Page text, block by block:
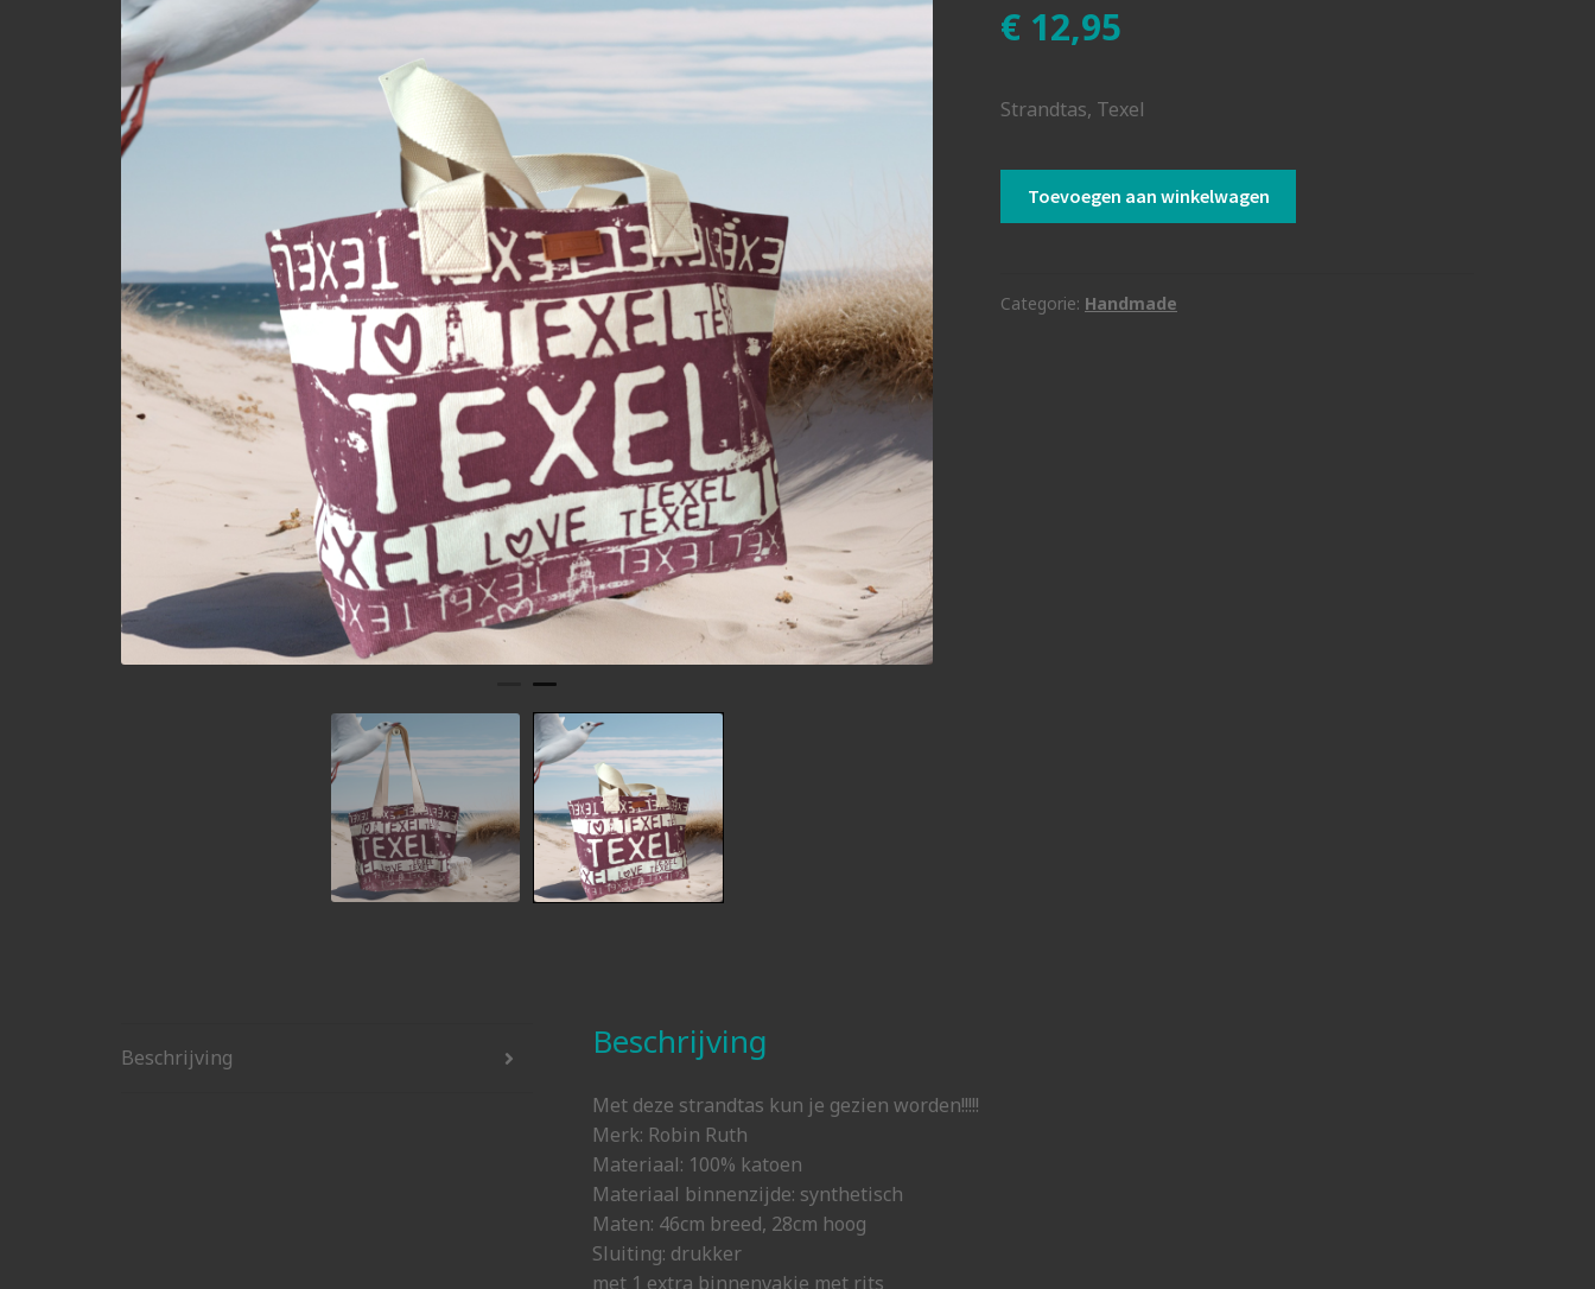
€ 12,95
Strandtas, Texel
Toevoegen aan winkelwagen
Categorie: Handmade
Beschrijving Beschrijving
Met deze strandtas kun je gezien worden!!!!!
Merk: Robin Ruth
Materiaal: 100% katoen
Materiaal binnenzijde: synthetisch
Maten: 46cm breed, 28cm hoog
Sluiting: drukker
met 1 extra binnenvakje met rits